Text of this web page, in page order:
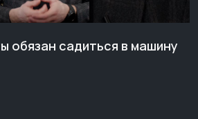
обязан садиться в машину